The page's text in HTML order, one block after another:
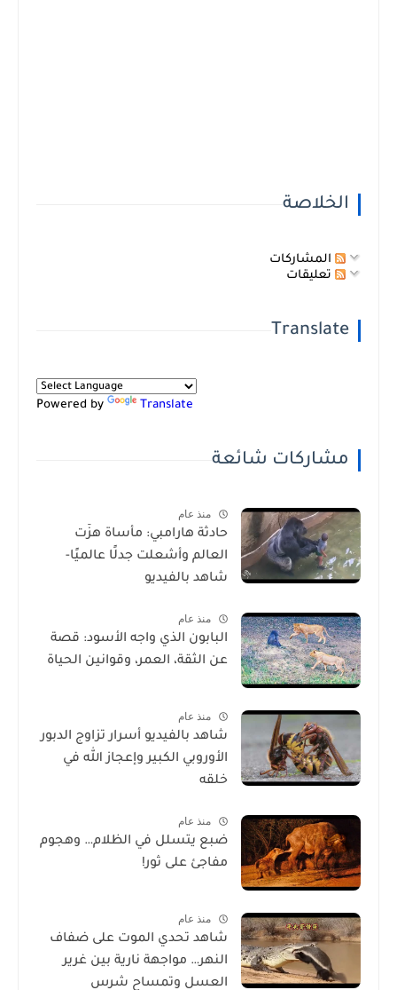
الخلاصة
المشاركات
تعليقات
Translate
Powered by Translate
مشاركات شائعة
منذ عام
حادثة هارامبي: مأساة هزّت
العالم وأشعلت جدلًا عالميًا-
شاهد بالفيديو
منذ عام
البابون الذي واجه الأسود: قصة
عن الثقة، العمر، وقوانين الحياة
منذ عام
شاهد بالفيديو أسرار تزاوج الدبور
الأوروبي الكبير وإعجاز الله في
خلقه
منذ عام
ضبع يتسلل في الظلام… وهجوم
مفاجئ على ثور!
منذ عام
شاهد تحدي الموت على ضفاف
النهر… مواجهة نارية بين غرير
العسل وتمساح شرس